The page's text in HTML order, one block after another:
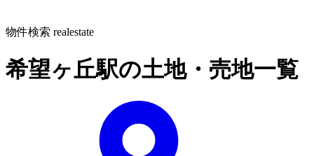
物件検索 realestate
希望ヶ丘駅の土地・売地一覧